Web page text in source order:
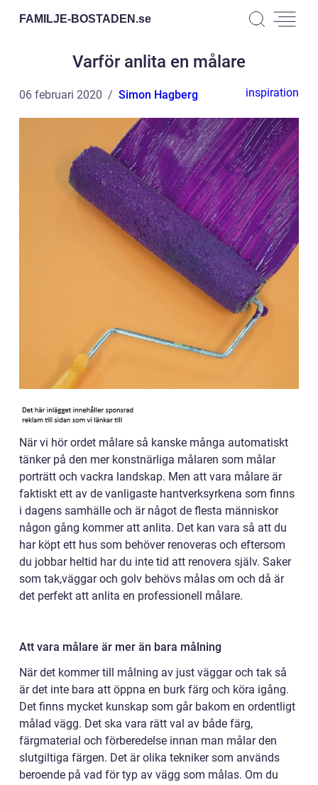
FAMILJE-BOSTADEN.se
Varför anlita en målare
06 februari 2020 Simon Hagberg inspiration
När vi hör ordet målare så kanske många automatiskt
tänker på den mer konstnärliga målaren som målar
porträtt och vackra landskap. Men att vara målare är
faktiskt ett av de vanligaste hantverksyrkena som finns
i dagens samhälle och är något de flesta människor
någon gång kommer att anlita. Det kan vara så att du
har köpt ett hus som behöver renoveras och eftersom
du jobbar heltid har du inte tid att renovera själv. Saker
som tak,väggar och golv behövs målas om och då är
det perfekt att anlita en professionell målare.
Att vara målare är mer än bara målning
När det kommer till målning av just väggar och tak så
är det inte bara att öppna en burk färg och köra igång.
Det finns mycket kunskap som går bakom en ordentligt
målad vägg. Det ska vara rätt val av både färg,
färgmaterial och förberedelse innan man målar den
slutgiltiga färgen. Det är olika tekniker som används
beroende på vad för typ av vägg som målas. Om du